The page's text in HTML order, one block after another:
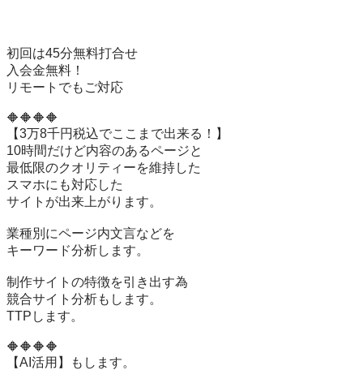
初回は45分無料打合せ
入会金無料！
リモートでもご対応
🔶🔶🔶🔶
【3万8千円税込でここまで出来る！】
10時間だけど内容のあるページと
最低限のクオリティーを維持した
スマホにも対応した
サイトが出来上がります。
業種別にページ内文言などを
キーワード分析します。
制作サイトの特徴を引き出す為
競合サイト分析もします。
TTPします。
🔶🔶🔶🔶
【AI活用】もします。